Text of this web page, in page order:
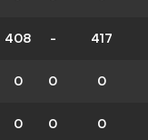
408 - 417
0 0 0
0 0 0